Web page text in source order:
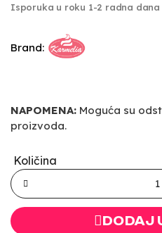
Isporuka u roku 1-2 radna dana
Brand:
NAPOMENA: Moguća su
proizvoda.
Količina
DODAJ